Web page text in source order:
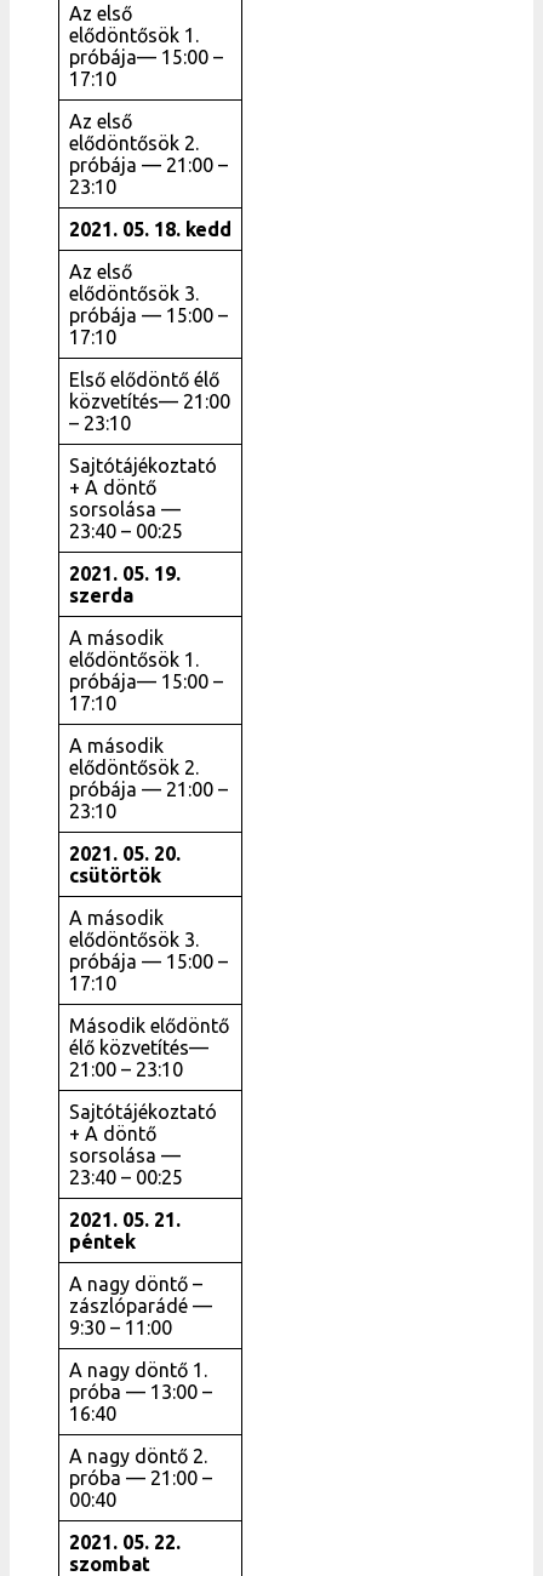
Az első
elődöntősök 1.
próbája— 15:00 –
17:10
Az első
elődöntősök 2.
próbája — 21:00 –
23:10
2021. 05. 18. kedd
Az első
elődöntősök 3.
próbája — 15:00 –
17:10
Első elődöntő élő
közvetítés— 21:00
– 23:10
Sajtótájékoztató
+ A döntő
sorsolása —
23:40 – 00:25
2021. 05. 19.
szerda
A második
elődöntősök 1.
próbája— 15:00 –
17:10
A második
elődöntősök 2.
próbája — 21:00 –
23:10
2021. 05. 20.
csütörtök
A második
elődöntősök 3.
próbája — 15:00 –
17:10
Második elődöntő
élő közvetítés—
21:00 – 23:10
Sajtótájékoztató
+ A döntő
sorsolása —
23:40 – 00:25
2021. 05. 21.
péntek
A nagy döntő –
zászlóparádé —
9:30 – 11:00
A nagy döntő 1.
próba — 13:00 –
16:40
A nagy döntő 2.
próba — 21:00 –
00:40
2021. 05. 22.
szombat